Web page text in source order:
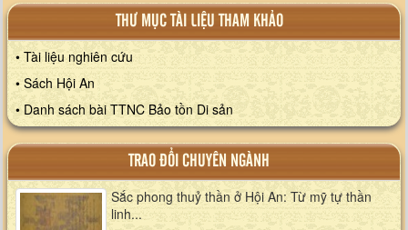
THƯ MỤC TÀI LIỆU THAM KHẢO
• Tài liệu nghiên cứu
• Sách Hội An
• Danh sách bài TTNC Bảo tồn Di sản
TRAO ĐỔI CHUYÊN NGÀNH
Sắc phong thuỷ thần ở Hội An: Từ mỹ tự thần
linh...